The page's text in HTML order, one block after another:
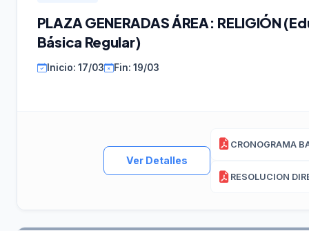
PLAZA GENERADAS ÁREA: RELIGIÓN
Básica Regular)
Inicio: 17/03 Fin: 19/03
Ver Detalles